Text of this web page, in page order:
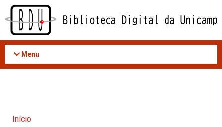
Acessar
conteúdo
Menu
Início